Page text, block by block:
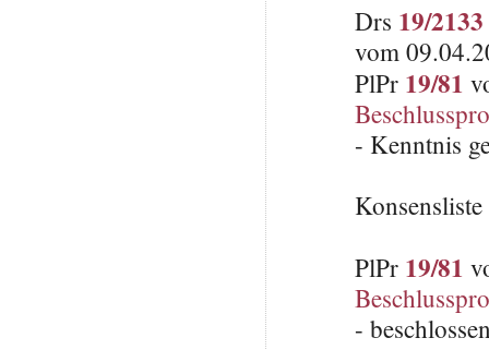
Drs 19/2133
vom
PlPr 19/81
- Kenntnis
PlPr 19/81
-